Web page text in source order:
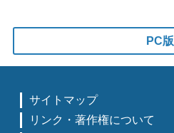
PC版
サイトマップ
リンク・著作権について